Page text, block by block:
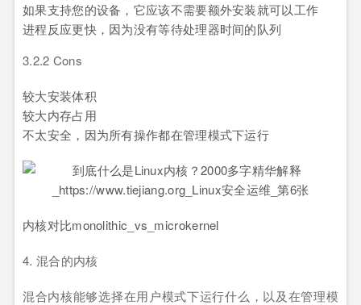
如果支持您的设备，它应该不需要额外安装就可以工作
进程反应更快，因为没有等待处理器时间的队列
3.2.2 Cons
较大安装体积
较大内存占用
不太安全，因为所有操作都在管理模式下运行
内核对比monolithic_vs_microkernel
4. 混合的内核
混合内核能够选择在用户模式下运行什么，以及在管理模